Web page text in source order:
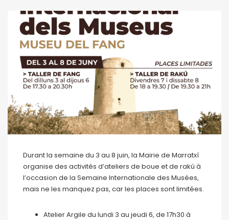
Durant la semaine du 3 au 8 juin, la Mairie de Marratxí
organise des activités d’ateliers de boue et de rakú à
l’occasion de la Semaine Internationale des Musées,
mais ne les manquez pas, car les places sont limitées.
Atelier Argile du lundi 3 au jeudi 6, de 17h30 à